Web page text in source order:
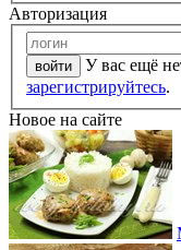
Авторизация
У вас ещё
зарегистрируйтесь.
Новое на сайте